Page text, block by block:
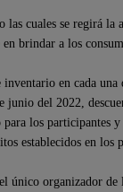
cuales se regirá
en brindar a los
en cada una
del 2022,
los participantes
establecidos en los
organizador de